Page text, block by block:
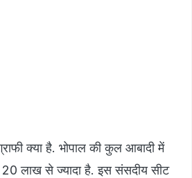
क्या है. भोपाल की कुल आबादी में
लाख से ज्यादा है. इस संसदीय सीट